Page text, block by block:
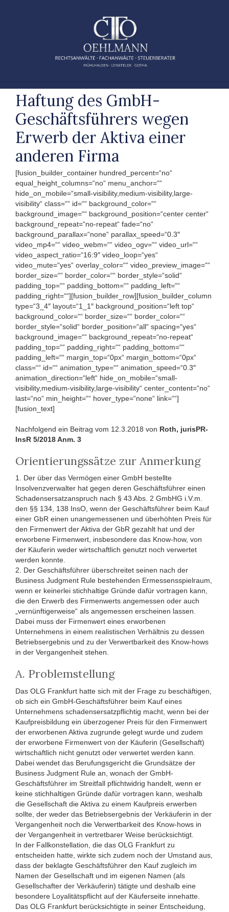
Haftung des GmbH-
Geschäftsführers wegen
Erwerb der Aktiva einer
anderen Firma
[fusion_builder_container hundred_percent=“no“
equal_height_columns=“no“ menu_anchor=““
hide_on_mobile=“small-visibility,medium-visibility,large-
visibility“ class=““ id=““ background_color=““
background_image=““ background_position=“center center“
background_repeat=“no-repeat“ fade=“no“
background_parallax=“none“ parallax_speed=“0.3″
video_mp4=““ video_webm=““ video_ogv=““ video_url=““
video_aspect_ratio=“16:9″ video_loop=“yes“
video_mute=“yes“ overlay_color=““ video_preview_image=““
border_size=““ border_color=““ border_style=“solid“
padding_top=““ padding_bottom=““ padding_left=““
padding_right=““][fusion_builder_row][fusion_builder_column
type=“3_4″ layout=“1_1″ background_position=“left top“
background_color=““ border_size=““ border_color=““
border_style=“solid“ border_position=“all“ spacing=“yes“
background_image=““ background_repeat=“no-repeat“
padding_top=““ padding_right=““ padding_bottom=““
padding_left=““ margin_top=“0px“ margin_bottom=“0px“
class=““ id=““ animation_type=““ animation_speed=“0.3″
animation_direction=“left“ hide_on_mobile=“small-
visibility,medium-visibility,large-visibility“ center_content=“no“
last=“no“ min_height=““ hover_type=“none“ link=““]
[fusion_text]
Nachfolgend ein Beitrag vom 12.3.2018 von Roth, jurisPR-
InsR 5/2018 Anm. 3
Orientierungssätze zur Anmerkung
1. Der über das Vermögen einer GmbH bestellte
Insolvenzverwalter hat gegen deren Geschäftsführer einen
Schadensersatzanspruch nach § 43 Abs. 2 GmbHG i.V.m.
den §§ 134, 138 InsO, wenn der Geschäftsführer beim Kauf
einer GbR einen unangemessenen und überhöhten Preis für
den Firmenwert der Aktiva der GbR gezahlt hat und der
erworbene Firmenwert, insbesondere das Know-how, von
der Käuferin weder wirtschaftlich genutzt noch verwertet
werden konnte.
2. Der Geschäftsführer überschreitet seinen nach der
Business Judgment Rule bestehenden Ermessensspielraum,
wenn er keinerlei stichhaltige Gründe dafür vortragen kann,
die den Erwerb des Firmenwerts angemessen oder auch
„vernünftigerweise“ als angemessen erscheinen lassen.
Dabei muss der Firmenwert eines erworbenen
Unternehmens in einem realistischen Verhältnis zu dessen
Betriebsergebnis und zu der Verwertbarkeit des Know-hows
in der Vergangenheit stehen.
A. Problemstellung
Das OLG Frankfurt hatte sich mit der Frage zu beschäftigen,
ob sich ein GmbH-Geschäftsführer beim Kauf eines
Unternehmens schadensersatzpflichtig macht, wenn bei der
Kaufpreisbildung ein überzogener Preis für den Firmenwert
der erworbenen Aktiva zugrunde gelegt wurde und zudem
der erworbene Firmenwert von der Käuferin (Gesellschaft)
wirtschaftlich nicht genutzt oder verwertet werden kann.
Dabei wendet das Berufungsgericht die Grundsätze der
Business Judgment Rule an, wonach der GmbH-
Geschäftsführer im Streitfall pflichtwidrig handelt, wenn er
keine stichhaltigen Gründe dafür vortragen kann, weshalb
die Gesellschaft die Aktiva zu einem Kaufpreis erwerben
sollte, der weder das Betriebsergebnis der Verkäuferin in der
Vergangenheit noch die Verwertbarkeit des Know-hows in
der Vergangenheit in vertretbarer Weise berücksichtigt.
In der Fallkonstellation, die das OLG Frankfurt zu
entscheiden hatte, wirkte sich zudem noch der Umstand aus,
dass der beklagte Geschäftsführer den Kauf zugleich im
Namen der Gesellschaft und im eigenen Namen (als
Gesellschafter der Verkäuferin) tätigte und deshalb eine
besondere Loyalitätspflicht auf der Käuferseite innehatte.
Das OLG Frankfurt berücksichtigte in seiner Entscheidung,